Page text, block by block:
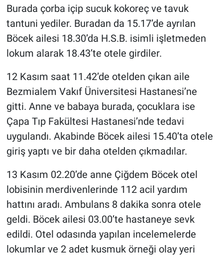
Burada çorba içip sucuk kokoreç ve tavuk
tantuni yediler. Buradan da 15.17’de ayrılan
Böcek ailesi 18.30’da H.S.B. isimli işletmeden
lokum alarak 18.43’te otele girdiler.
12 Kasım saat 11.42’de otelden çıkan aile
Bezmialem Vakıf Üniversitesi Hastanesi’ne
gitti. Anne ve babaya burada, çocuklara ise
Çapa Tıp Fakültesi Hastanesi’nde tedavi
uygulandı. Akabinde Böcek ailesi 15.40’ta otele
giriş yaptı ve bir daha otelden çıkmadılar.
13 Kasım 02.20’de anne Çiğdem Böcek otel
lobisinin merdivenlerinde 112 acil yardım
hattını aradı. Ambulans 8 dakika sonra otele
geldi. Böcek ailesi 03.00’te hastaneye sevk
edildi. Otel odasında yapılan incelemelerde
lokumlar ve 2 adet kusmuk örneği olay yeri